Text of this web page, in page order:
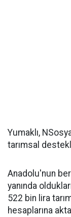
Yumaklı,
tarımsal
Anadolu'nun
yanında
522 bin lira
hesaplarına